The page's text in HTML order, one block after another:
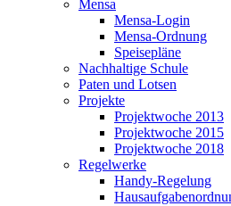
Mensa
Mensa-Login
Mensa-Ordnung
Speisepläne
Nachhaltige Schule
Paten und Lotsen
Projekte
Projektwoche 2013
Projektwoche 2015
Projektwoche 2018
Regelwerke
Handy-Regelung